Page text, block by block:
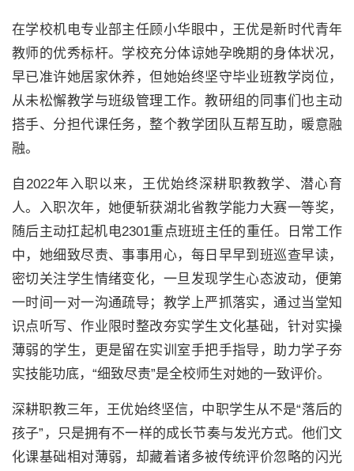
在学校机电专业部主任顾小华眼中，王优是新时代青年
教师的优秀标杆。学校充分体谅她孕晚期的身体状况，
早已准许她居家休养，但她始终坚守毕业班教学岗位，
从未松懈教学与班级管理工作。教研组的同事们也主动
搭手、分担代课任务，整个教学团队互帮互助，暖意融
融。
自2022年入职以来，王优始终深耕职教教学、潜心育
人。入职次年，她便斩获湖北省教学能力大赛一等奖，
随后主动扛起机电2301重点班班主任的重任。日常工作
中，她细致尽责、事事用心，每日早早到班巡查早读，
密切关注学生情绪变化，一旦发现学生心态波动，便第
一时间一对一沟通疏导；教学上严抓落实，通过当堂知
识点听写、作业限时整改夯实学生文化基础，针对实操
薄弱的学生，更是留在实训室手把手指导，助力学子夯
实技能功底，“细致尽责”是全校师生对她的一致评价。
深耕职教三年，王优始终坚信，中职学生从不是“落后的
孩子”，只是拥有不一样的成长节奏与发光方式。他们文
化课基础相对薄弱，却藏着诸多被传统评价忽略的闪光